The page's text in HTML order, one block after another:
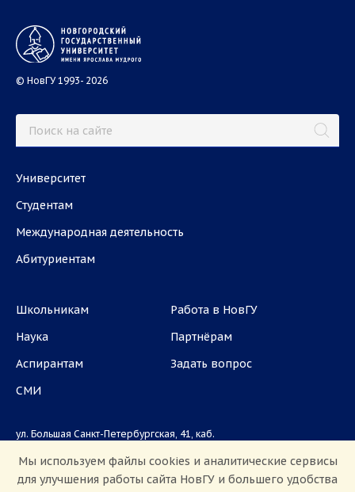
© НовГУ 1993- 2026
Университет
Студентам
Международная деятельность
Абитуриентам
Школьникам
Наука
Аспирантам
СМИ
Работа в НовГУ
Партнёрам
Задать вопрос
ул. Большая Санкт-Петербургская, 41, каб.
Приемная комиссия: +7(8162)33-20-44
Мы используем файлы cookies и аналитические сервисы
для улучшения работы сайта НовГУ и большего удобства